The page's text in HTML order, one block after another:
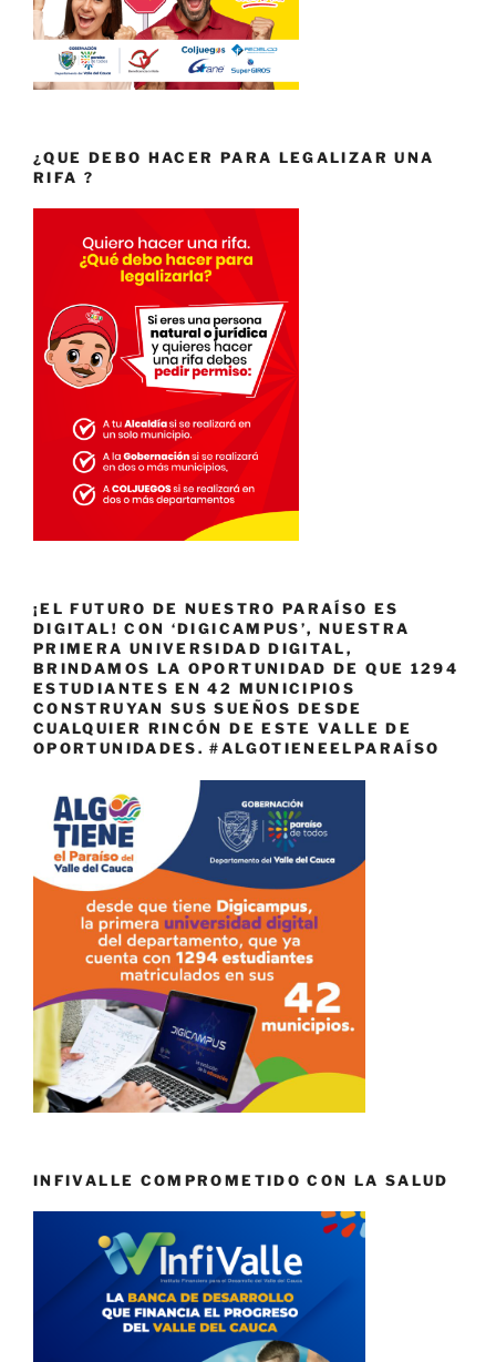
¿QUE DEBO HACER PARA LEGALIZAR UNA
RIFA ?
¡EL FUTURO DE NUESTRO PARAÍSO ES
DIGITAL! CON ‘DIGICAMPUS’, NUESTRA
PRIMERA UNIVERSIDAD DIGITAL,
BRINDAMOS LA OPORTUNIDAD DE QUE 1294
ESTUDIANTES EN 42 MUNICIPIOS
CONSTRUYAN SUS SUEÑOS DESDE
CUALQUIER RINCÓN DE ESTE VALLE DE
OPORTUNIDADES. #ALGOTIENEELPARAÍSO
INFIVALLE COMPROMETIDO CON LA SALUD